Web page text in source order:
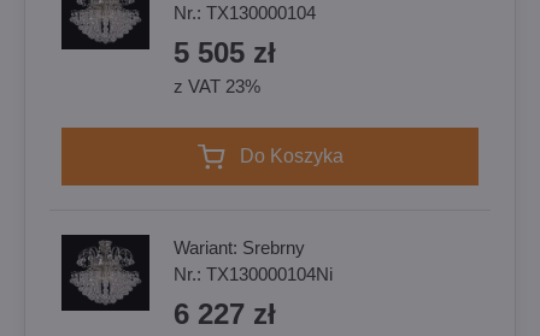
Nr.: TX130000104
5 505 zł
z VAT 23%
Do Koszyka
Wariant: Srebrny
Nr.: TX130000104Ni
6 227 zł